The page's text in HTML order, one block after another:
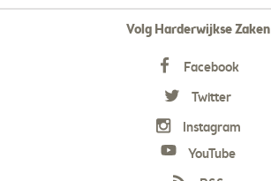
Volg Harderwijkse Zaken
Facebook
Twitter
Instagram
YouTube